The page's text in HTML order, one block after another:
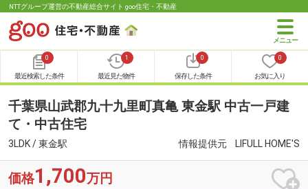
NTTグループ運営の不動産総合サイト goo住宅・不動産
0
最近検索した条件
1
最近見た物件
0
保存した条件
0
お気に入り
千葉県山武郡九十九里町真亀 東金駅 中古一戸建
て・中古住宅
3LDK / 東金駅 情報提供元 LIFULL HOME'S
価格1,700万円